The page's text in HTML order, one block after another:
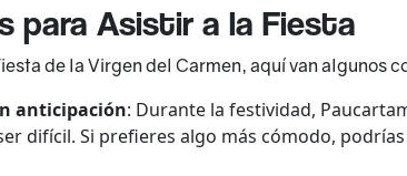
para Asistir a la Fiesta
de la Virgen del Carmen, aquí van algunos
anticipación: Durante la festividad,
difícil. Si prefieres algo más cómodo,